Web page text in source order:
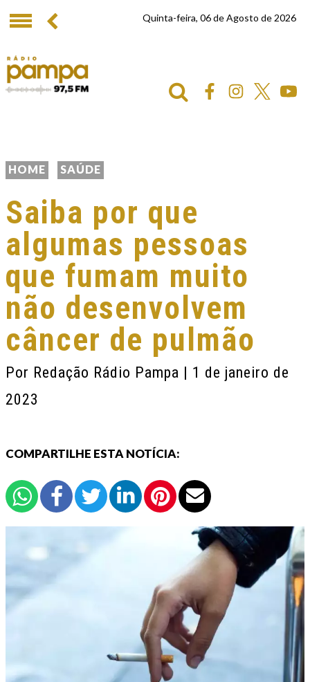
Quinta-feira, 06 de Agosto de 2026
HOME SAÚDE
Saiba por que
algumas pessoas
que fumam muito
não desenvolvem
câncer de pulmão
Por Redação Rádio Pampa | 1 de janeiro de
2023
COMPARTILHE ESTA NOTÍCIA: